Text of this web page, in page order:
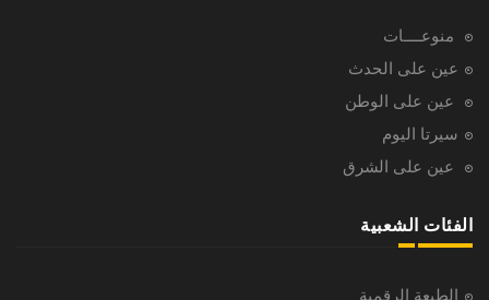
منوعــــات
عين على الحدث
عين على الوطن
سيرتا اليوم
عين على الشرق
الفئات الشعبية
الطبعة الرقمية